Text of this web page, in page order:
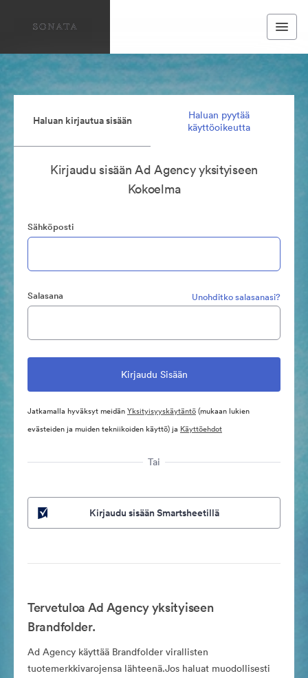
Haluan kirjautua sisään
Haluan pyytää
käyttöoikeutta
Kirjaudu sisään Ad Agency yksityiseen
Kokoelma
Sähköposti
Salasana Unohditko salasanasi?
Jatkamalla hyväksyt meidänYksityisyyskäytäntö(mukaan lukien
evästeiden ja muiden tekniikoiden käyttö) ja Käyttöehdot
Tai
Kirjaudu sisään Smartsheetillä
Tervetuloa Ad Agency yksityiseen
Brandfolder.
Ad Agency käyttää Brandfolder virallisten
tuotemerkkivarojensa lähteenä.Jos haluat muodollisesti